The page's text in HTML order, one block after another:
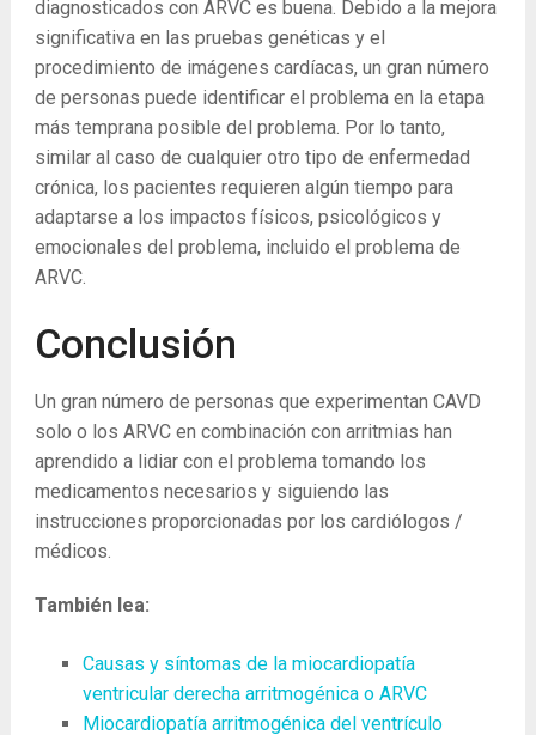
diagnosticados con ARVC es buena. Debido a la mejora
significativa en las pruebas genéticas y el
procedimiento de imágenes cardíacas, un gran número
de personas puede identificar el problema en la etapa
más temprana posible del problema. Por lo tanto,
similar al caso de cualquier otro tipo de enfermedad
crónica, los pacientes requieren algún tiempo para
adaptarse a los impactos físicos, psicológicos y
emocionales del problema, incluido el problema de
ARVC.
Conclusión
Un gran número de personas que experimentan CAVD
solo o los ARVC en combinación con arritmias han
aprendido a lidiar con el problema tomando los
medicamentos necesarios y siguiendo las
instrucciones proporcionadas por los cardiólogos /
médicos.
También lea:
Causas y síntomas de la miocardiopatía
ventricular derecha arritmogénica o ARVC
Miocardiopatía arritmogénica del ventrículo